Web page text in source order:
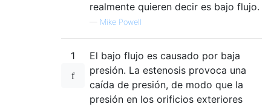
realmente quieren decir es bajo flujo.
— Mike Powell
1
El bajo flujo es causado por baja
presión. La estenosis provoca una
caída de presión, de modo que la
presión en los orificios exteriores